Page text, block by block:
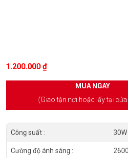
1.200.000 ₫
MUA NGAY
(Giao tận nơi hoặc lấy tại
Công suất : 30W
Cường độ ánh sáng :